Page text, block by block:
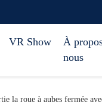
VR Show
À
nous
la roue à aubes fermée